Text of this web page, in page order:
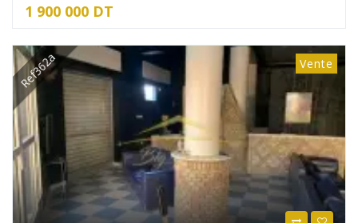
1 900 000 DT
Ref362a Vente